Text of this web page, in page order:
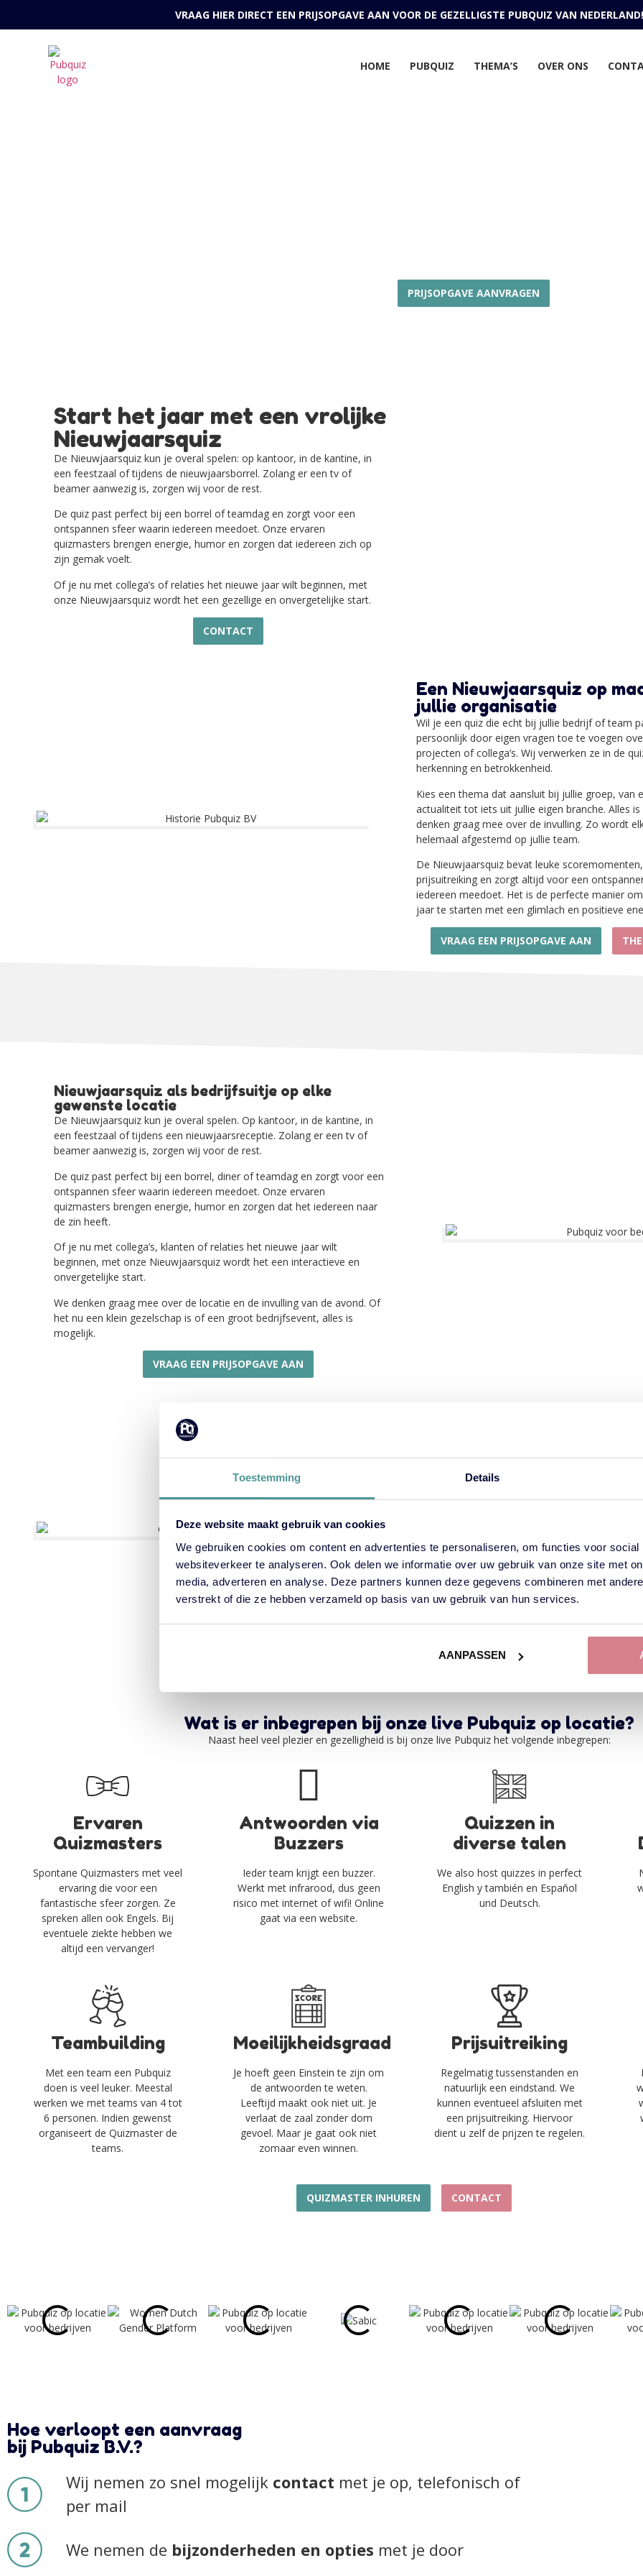
Toestemming Details
Deze website maakt gebruik van cookies
We gebruiken cookies om content en advertenties te personaliseren, om functies voor social
websiteverkeer te analyseren. Ook delen we informatie over uw gebruik van onze site met
media, adverteren en analyse. Deze partners kunnen deze gegevens combineren met
verstrekt of die ze hebben verzameld op basis van uw gebruik van hun services.
AANPASSEN
VRAAG HIER DIRECT EEN PRIJSOPGAVE AAN VOOR DE GEZELLIGSTE PUBQUIZ VAN NEDERLAND!
HOME PUBQUIZ THEMA’S OVER ONS
PRIJSOPGAVE AANVRAGEN
Start het jaar met een vrolijke
Nieuwjaarsquiz
De Nieuwjaarsquiz kun je overal spelen: op kantoor, in de kantine, in
een feestzaal of tijdens de nieuwjaarsborrel. Zolang er een tv of
beamer aanwezig is, zorgen wij voor de rest.
De quiz past perfect bij een borrel of teamdag en zorgt voor een
ontspannen sfeer waarin iedereen meedoet. Onze ervaren
quizmasters brengen energie, humor en zorgen dat iedereen zich op
zijn gemak voelt.
Of je nu met collega’s of relaties het nieuwe jaar wilt beginnen, met
onze Nieuwjaarsquiz wordt het een gezellige en onvergetelijke start.
CONTACT
Een Nieuwjaarsquiz op
jullie organisatie
Wil je een quiz die echt bij jullie bedrijf of team
persoonlijk door eigen vragen toe te voegen
projecten of collega’s. Wij verwerken ze in de
herkenning en betrokkenheid.
Kies een thema dat aansluit bij jullie groep, van
actualiteit tot iets uit jullie eigen branche. Alles
denken graag mee over de invulling. Zo wordt
helemaal afgestemd op jullie team.
De Nieuwjaarsquiz bevat leuke
prijsuitreiking en zorgt altijd voor een
iedereen meedoet. Het is de perfecte manier
jaar te starten met een glimlach en positieve
VRAAG EEN PRIJSOPGAVE AAN
Nieuwjaarsquiz als bedrijfsuitje op elke
gewenste locatie
De Nieuwjaarsquiz kun je overal spelen. Op kantoor, in de kantine, in
een feestzaal of tijdens een nieuwjaarsreceptie. Zolang er een tv of
beamer aanwezig is, zorgen wij voor de rest.
De quiz past perfect bij een borrel, diner of teamdag en zorgt voor een
ontspannen sfeer waarin iedereen meedoet. Onze ervaren
quizmasters brengen energie, humor en zorgen dat het iedereen naar
de zin heeft.
Of je nu met collega’s, klanten of relaties het nieuwe jaar wilt
beginnen, met onze Nieuwjaarsquiz wordt het een interactieve en
onvergetelijke start.
We denken graag mee over de locatie en de invulling van de avond. Of
het nu een klein gezelschap is of een groot bedrijfsevent, alles is
mogelijk.
VRAAG EEN PRIJSOPGAVE AAN
Nieuwjaarsquiz als
en een vleugje competitie.
Sluit de quiz af met een vrolijke prijsuitreiking
Zo start je het jaar op een originele manier en
samenwerking binnen het team. Alles wordt
jullie alleen hoeven te genieten van een
avond.
VRAAG EEN
Wat is er inbegrepen bij onze live Pubquiz op locatie?
Naast heel veel plezier en gezelligheid is bij onze live Pubquiz het volgende inbegrepen:
Ervaren
Quizmasters
Spontane Quizmasters met veel
ervaring die voor een
fantastische sfeer zorgen. Ze
spreken allen ook Engels. Bij
eventuele ziekte hebben we
altijd een vervanger!
Antwoorden via
Buzzers
Ieder team krijgt een buzzer.
Werkt met infrarood, dus geen
risico met internet of wifi! Online
gaat via een website.
Quizzen in
diverse talen
We also host quizzes in perfect
English y también en Español
und Deutsch.
Teambuilding
Met een team een Pubquiz
doen is veel leuker. Meestal
werken we met teams van 4 tot
6 personen. Indien gewenst
organiseert de Quizmaster de
teams.​
Moeilijkheidsgraad
Je hoeft geen Einstein te zijn om
de antwoorden te weten.
Leeftijd maakt ook niet uit. Je
verlaat de zaal zonder dom
gevoel. Maar je gaat ook niet
zomaar even winnen.
Prijsuitreiking
Regelmatig tussenstanden en
natuurlijk een eindstand. We
kunnen eventueel afsluiten met
een prijsuitreiking. Hiervoor
dient u zelf de prijzen te regelen.
QUIZMASTER INHUREN CONTACT
Hoe verloopt een aanvraag
bij Pubquiz B.V.?
Wij nemen zo snel mogelijk contact met je op, telefonisch of
per mail
We nemen de bijzonderheden en opties met je door